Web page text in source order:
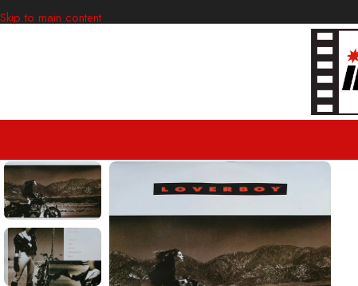
Skip to main content